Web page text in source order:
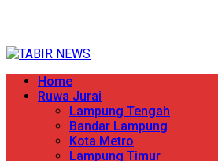
content
Primary
Menu
Home
Ruwa Jurai
Lampung Tengah
Bandar Lampung
Kota Metro
Lampung Timur